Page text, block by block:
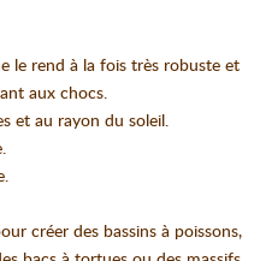
le rend à la fois très robuste et
aux chocs.
et au rayon du soleil.
créer des bassins à poissons,